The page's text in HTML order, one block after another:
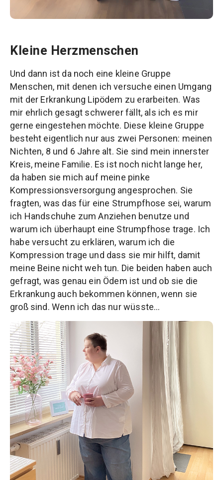
Kleine Herzmenschen
Und dann ist da noch eine kleine Gruppe
Menschen, mit denen ich versuche einen Umgang
mit der Erkrankung Lipödem zu erarbeiten. Was
mir ehrlich gesagt schwerer fällt, als ich es mir
gerne eingestehen möchte. Diese kleine Gruppe
besteht eigentlich nur aus zwei Personen: meinen
Nichten, 8 und 6 Jahre alt. Sie sind mein innerster
Kreis, meine Familie. Es ist noch nicht lange her,
da haben sie mich auf meine pinke
Kompressionsversorgung angesprochen. Sie
fragten, was das für eine Strumpfhose sei, warum
ich Handschuhe zum Anziehen benutze und
warum ich überhaupt eine Strumpfhose trage. Ich
habe versucht zu erklären, warum ich die
Kompression trage und dass sie mir hilft, damit
meine Beine nicht weh tun. Die beiden haben auch
gefragt, was genau ein Ödem ist und ob sie die
Erkrankung auch bekommen können, wenn sie
groß sind. Wenn ich das nur wüsste…